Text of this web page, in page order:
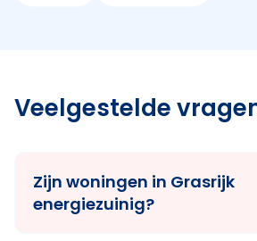
Veelgestelde
Zijn woningen in Grasrijk
energiezuinig?